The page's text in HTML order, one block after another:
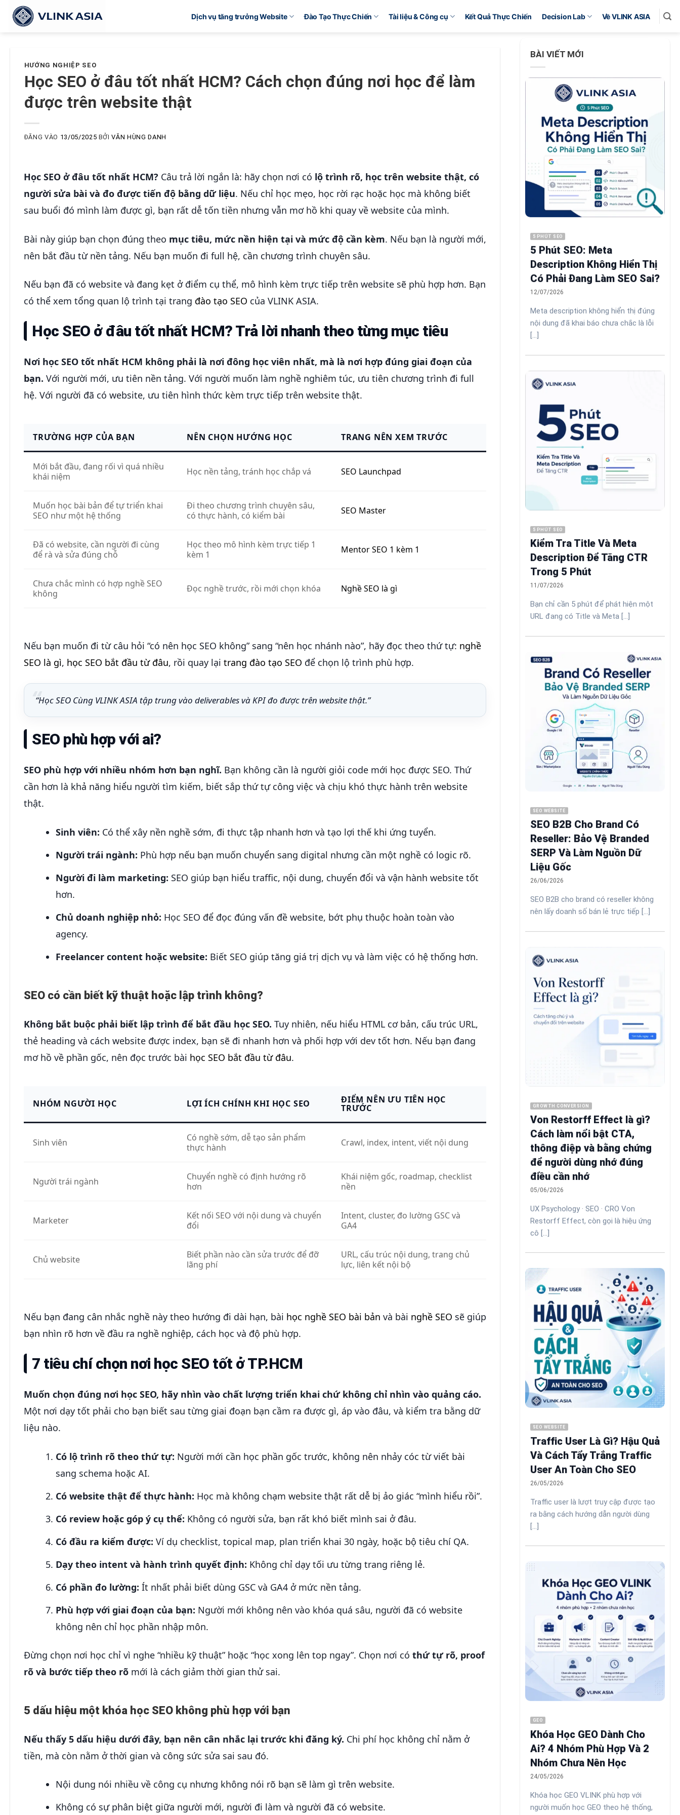
qua
Dịch vụ tăng trưởng Website Đào Tạo Thực Chiến Tài liệu & Công cụ Kết Quả Thực Chiến Decision Lab Về VLINK ASIA
HƯỚNG NGHIỆP SEO
Học SEO ở đâu tốt nhất HCM? Cách chọn đúng nơi học để làm
được trên website thật
ĐĂNG VÀO 13/05/2025 BỞIVĂN HÙNG DANH
Học SEO ở đâu tốt nhất HCM? Câu trả lời ngắn là: hãy chọn nơi có lộ trình rõ, học trên website thật, có
người sửa bài và đo được tiến độ bằng dữ liệu. Nếu chỉ học mẹo, học rời rạc hoặc học mà không biết
sau buổi đó mình làm được gì, bạn rất dễ tốn tiền nhưng vẫn mơ hồ khi quay về website của mình.
Bài này giúp bạn chọn đúng theo mục tiêu, mức nền hiện tại và mức độ cần kèm. Nếu bạn là người mới,
nên bắt đầu từ nền tảng. Nếu bạn muốn đi full hệ, cần chương trình chuyên sâu.
Nếu bạn đã có website và đang kẹt ở điểm cụ thể, mô hình kèm trực tiếp trên website sẽ phù hợp hơn. Bạn
có thể xem tổng quan lộ trình tại trang đào tạo SEO của VLINK ASIA.
Học SEO ở đâu tốt nhất HCM? Trả lời nhanh theo từng mục tiêu
Nơi học SEO tốt nhất HCM không phải là nơi đông học viên nhất, mà là nơi hợp đúng giai đoạn của
bạn. Với người mới, ưu tiên nền tảng. Với người muốn làm nghề nghiêm túc, ưu tiên chương trình đi full
hệ. Với người đã có website, ưu tiên hình thức kèm trực tiếp trên website thật.
TRƯỜNG HỢP CỦA BẠN NÊN CHỌN HƯỚNG HỌC TRANG NÊN XEM TRƯỚC
Mới bắt đầu, đang rối vì quá nhiều
khái niệm
Học nền tảng, tránh học chắp vá SEO Launchpad
Muốn học bài bản để tự triển khai
SEO như một hệ thống
Đi theo chương trình chuyên sâu,
có thực hành, có kiểm bài
SEO Master
Đã có website, cần người đi cùng
để rà và sửa đúng chỗ
Học theo mô hình kèm trực tiếp 1
kèm 1
Mentor SEO 1 kèm 1
Chưa chắc mình có hợp nghề SEO
không
Đọc nghề trước, rồi mới chọn khóa Nghề SEO là gì
Nếu bạn muốn đi từ câu hỏi “có nên học SEO không” sang “nên học nhánh nào”, hãy đọc theo thứ tự: nghề
SEO là gì, học SEO bắt đầu từ đâu, rồi quay lại trang đào tạo SEO để chọn lộ trình phù hợp.
“Học SEO Cùng VLINK ASIA tập trung vào deliverables và KPI đo được trên website thật.”
SEO phù hợp với ai?
SEO phù hợp với nhiều nhóm hơn bạn nghĩ. Bạn không cần là người giỏi code mới học được SEO. Thứ
cần hơn là khả năng hiểu người tìm kiếm, biết sắp thứ tự công việc và chịu khó thực hành trên website
thật.
Sinh viên: Có thể xây nền nghề sớm, đi thực tập nhanh hơn và tạo lợi thế khi ứng tuyển.
Người trái ngành: Phù hợp nếu bạn muốn chuyển sang digital nhưng cần một nghề có logic rõ.
Người đi làm marketing: SEO giúp bạn hiểu traffic, nội dung, chuyển đổi và vận hành website tốt
hơn.
Chủ doanh nghiệp nhỏ: Học SEO để đọc đúng vấn đề website, bớt phụ thuộc hoàn toàn vào
agency.
Freelancer content hoặc website: Biết SEO giúp tăng giá trị dịch vụ và làm việc có hệ thống hơn.
SEO có cần biết kỹ thuật hoặc lập trình không?
Không bắt buộc phải biết lập trình để bắt đầu học SEO. Tuy nhiên, nếu hiểu HTML cơ bản, cấu trúc URL,
thẻ heading và cách website được index, bạn sẽ đi nhanh hơn và phối hợp với dev tốt hơn. Nếu bạn đang
mơ hồ về phần gốc, nên đọc trước bài học SEO bắt đầu từ đâu.
NHÓM NGƯỜI HỌC LỢI ÍCH CHÍNH KHI HỌC SEO ĐIỂM NÊN ƯU TIÊN HỌC
TRƯỚC
Sinh viên
Có nghề sớm, dễ tạo sản phẩm
thực hành
Crawl, index, intent, viết nội dung
Người trái ngành
Chuyển nghề có định hướng rõ
hơn
Khái niệm gốc, roadmap, checklist
nền
Marketer
Kết nối SEO với nội dung và chuyển
đổi
Intent, cluster, đo lường GSC và
GA4
Chủ website
Biết phần nào cần sửa trước để đỡ
lãng phí
URL, cấu trúc nội dung, trang chủ
lực, liên kết nội bộ
Nếu bạn đang cân nhắc nghề này theo hướng đi dài hạn, bài học nghề SEO bài bản và bài nghề SEO sẽ giúp
bạn nhìn rõ hơn về đầu ra nghề nghiệp, cách học và độ phù hợp.
7 tiêu chí chọn nơi học SEO tốt ở TP.HCM
Muốn chọn đúng nơi học SEO, hãy nhìn vào chất lượng triển khai chứ không chỉ nhìn vào quảng cáo.
Một nơi dạy tốt phải cho bạn biết sau từng giai đoạn bạn cầm ra được gì, áp vào đâu, và kiểm tra bằng dữ
liệu nào.
Có lộ trình rõ theo thứ tự: Người mới cần học phần gốc trước, không nên nhảy cóc từ viết bài
sang schema hoặc AI.
Có website thật để thực hành: Học mà không chạm website thật rất dễ bị ảo giác “mình hiểu rồi”.
Có review hoặc góp ý cụ thể: Không có người sửa, bạn rất khó biết mình sai ở đâu.
Có đầu ra kiểm được: Ví dụ checklist, topical map, plan triển khai 30 ngày, hoặc bộ tiêu chí QA.
Dạy theo intent và hành trình quyết định: Không chỉ dạy tối ưu từng trang riêng lẻ.
Có phần đo lường: Ít nhất phải biết dùng GSC và GA4 ở mức nền tảng.
Phù hợp với giai đoạn của bạn: Người mới không nên vào khóa quá sâu, người đã có website
không nên chỉ học phần nhập môn.
Đừng chọn nơi học chỉ vì nghe “nhiều kỹ thuật” hoặc “học xong lên top ngay”. Chọn nơi có thứ tự rõ, proof
rõ và bước tiếp theo rõ mới là cách giảm thời gian thử sai.
5 dấu hiệu một khóa học SEO không phù hợp với bạn
Nếu thấy 5 dấu hiệu dưới đây, bạn nên cân nhắc lại trước khi đăng ký. Chi phí học không chỉ nằm ở
tiền, mà còn nằm ở thời gian và công sức sửa sai sau đó.
Nội dung nói nhiều về công cụ nhưng không nói rõ bạn sẽ làm gì trên website.
Không có sự phân biệt giữa người mới, người đi làm và người đã có website.
BÀI VIẾT MỚI
5 PHÚT SEO
5 Phút SEO: Meta
Description Không Hiển Thị
Có Phải Đang Làm SEO Sai?
12/07/2026
Meta description không hiển thị đúng
nội dung đã khai báo chưa chắc là lỗi
[...]
5 PHÚT SEO
Kiểm Tra Title Và Meta
Description Để Tăng CTR
Trong 5 Phút
11/07/2026
Bạn chỉ cần 5 phút để phát hiện một
URL đang có Title và Meta [...]
SEO WEBSITE
SEO B2B Cho Brand Có
Reseller: Bảo Vệ Branded
SERP Và Làm Nguồn Dữ
Liệu Gốc
26/06/2026
SEO B2B cho brand có reseller không
nên lấy doanh số bán lẻ trực tiếp [...]
GROWTH CONVERSION
Von Restorff Effect là gì?
Cách làm nổi bật CTA,
thông điệp và bằng chứng
để người dùng nhớ đúng
điều cần nhớ
05/06/2026
UX Psychology · SEO · CRO Von
Restorff Effect, còn gọi là hiệu ứng
cô [...]
SEO WEBSITE
Traffic User Là Gì? Hậu Quả
Và Cách Tẩy Trắng Traffic
User An Toàn Cho SEO
26/05/2026
Traffic user là lượt truy cập được tạo
ra bằng cách hướng dẫn người dùng
[...]
GEO
Khóa Học GEO Dành Cho
Ai? 4 Nhóm Phù Hợp Và 2
Nhóm Chưa Nên Học
24/05/2026
Khóa học GEO VLINK phù hợp với
người muốn học GEO theo hệ thống,